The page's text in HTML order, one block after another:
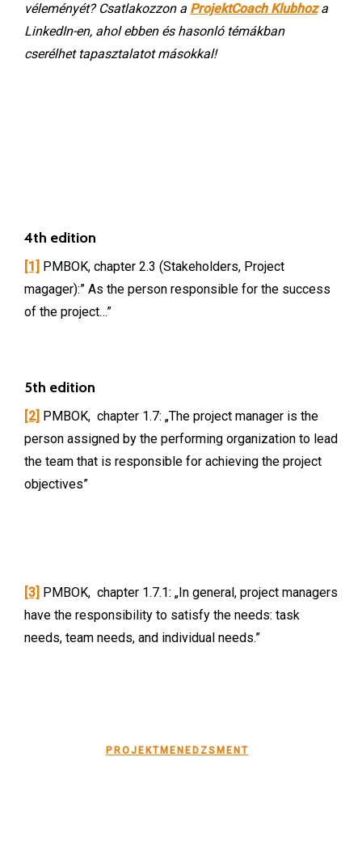
véleményét? Csatlakozzon a ProjektCoach Klubhoza
LinkedIn-en, ahol ebben és hasonló témákban
cserélhet tapasztalatot másokkal!
4th edition
[1] PMBOK, chapter 2.3 (Stakeholders, Project
magager):” As the person responsible for the success
of the project…”
5th edition
[2] PMBOK, chapter 1.7: „The project manager is the
person assigned by the performing organization to lead
the team that is responsible for achieving the project
objectives”
[3] PMBOK, chapter 1.7.1: „In general, project managers
have the responsibility to satisfy the needs: task
needs, team needs, and individual needs.”
PROJEKTMENEDZSMENT